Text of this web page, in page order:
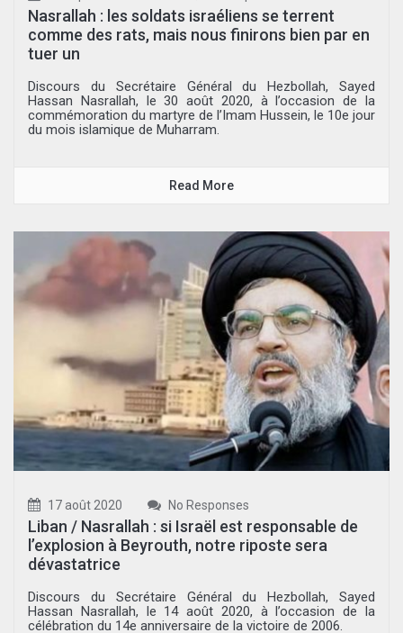
Nasrallah : les soldats israéliens se terrent
comme des rats, mais nous finirons bien par en
tuer un
Discours du Secrétaire Général du Hezbollah, Sayed
Hassan Nasrallah, le 30 août 2020, à l’occasion de la
commémoration du martyre de l’Imam Hussein, le 10e jour
du mois islamique de Muharram.
Read More
17 août 2020 No Responses
Liban / Nasrallah : si Israël est responsable de
l’explosion à Beyrouth, notre riposte sera
dévastatrice
Discours du Secrétaire Général du Hezbollah, Sayed
Hassan Nasrallah, le 14 août 2020, à l’occasion de la
célébration du 14e anniversaire de la victoire de 2006.